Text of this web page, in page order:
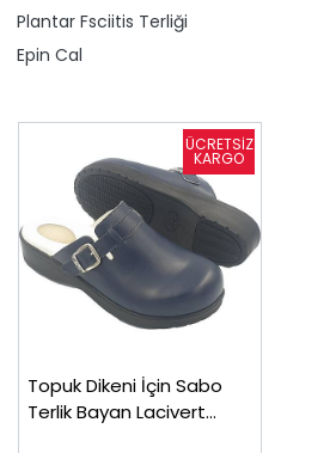
Plantar Fsciitis Terliği
Epin Cal
Topuk Dikeni İçin Sabo
Terlik Bayan Lacivert